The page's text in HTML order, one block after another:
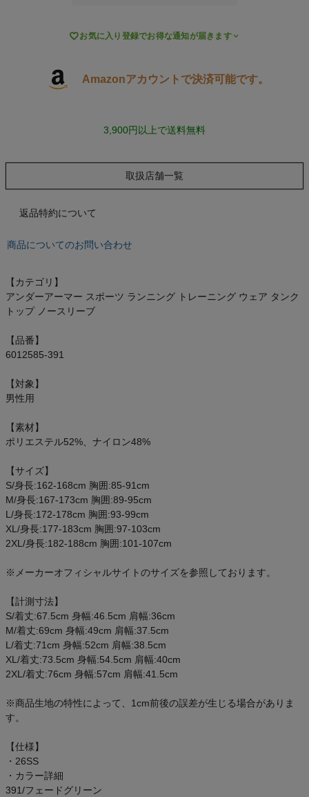
キャンプ・フェス
サックス SAXX
スポーツマリオTOP
ベースボールマリオ（野球商品）
お気に入り
ご利用ガイド
クーポン一覧
商品レビュー
プロテイン・サプリメントまとめ買い
アウトレットセール
スタッフコーディネート
スタッフブログ
お気に入り登録でお得な通知が届きます
Amazonアカウントで決済可能です。
3,900円以上で送料無料
取扱店舗一覧
返品特約について
商品についてのお問い合わせ
【カテゴリ】
アンダーアーマー スポーツ ランニング トレーニング ウェア タンク
トップ ノースリーブ
【品番】
6012585-391
【対象】
男性用
【素材】
ポリエステル52%、ナイロン48%
【サイズ】
S/身長:162-168cm 胸囲:85-91cm
M/身長:167-173cm 胸囲:89-95cm
L/身長:172-178cm 胸囲:93-99cm
XL/身長:177-183cm 胸囲:97-103cm
2XL/身長:182-188cm 胸囲:101-107cm
※メーカーオフィシャルサイトのサイズを参照しております。
【計測寸法】
S/着丈:67.5cm 身幅:46.5cm 肩幅:36cm
M/着丈:69cm 身幅:49cm 肩幅:37.5cm
L/着丈:71cm 身幅:52cm 肩幅:38.5cm
XL/着丈:73.5cm 身幅:54.5cm 肩幅:40cm
2XL/着丈:76cm 身幅:57cm 肩幅:41.5cm
※商品生地の特性によって、1cm前後の誤差が生じる場合がありま
す。
【仕様】
・26SS
・カラー詳細
391/フェードグリーン